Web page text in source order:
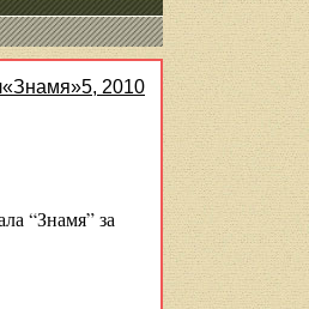
2010
“Знамя” за